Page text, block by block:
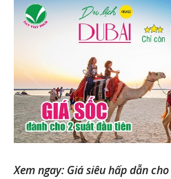
Xem ngay: Giá siêu hấp dẫn cho